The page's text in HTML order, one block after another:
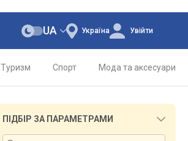
Україна
UA Увійти
Туризм Спорт Мода та аксесуари
ПІДБІР ЗА ПАРАМЕТРАМИ